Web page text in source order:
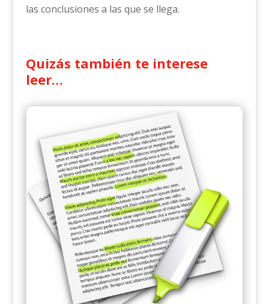
las conclusiones a las que se llega.
Quizás también te interese
leer…